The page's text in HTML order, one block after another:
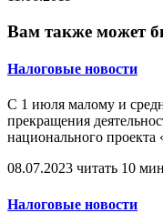
Вам также может
Налоговые новости
С 1 июля малому и
прекращения
национального проекта
08.07.2023 читать 10
Налоговые новости